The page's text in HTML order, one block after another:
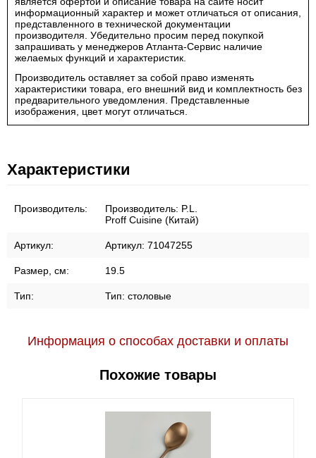
информационный характер и может отличаться от описания,
представленного в технической документации
производителя. Убедительно просим перед покупкой
запрашивать у менеджеров Атланта-Сервис наличие
желаемых функций и характеристик.
Производитель оставляет за собой право изменять
характеристики товара, его внешний вид и комплектность без
предварительного уведомления. Представленные
изображения, цвет могут отличаться.
Характеристики
Производитель: Производитель: P.L.
Proff Cuisine (Китай)
Артикул: Артикул: 71047255
Размер, см: 19.5
Тип: Тип: столовые
Информация о способах доставки и оплаты
Похожие товары